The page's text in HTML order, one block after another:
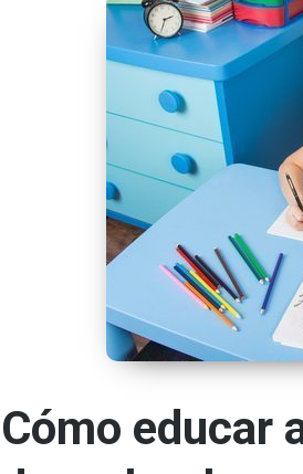
Cómo educar